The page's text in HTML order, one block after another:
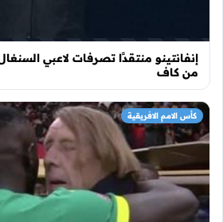
إنفانتينو منتقدًا تصرفات لاعبي
من كاف
كأس الامم الافريقية